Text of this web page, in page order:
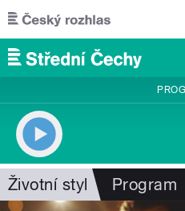
Přejít k hlavnímu obsahu
Životní styl Program